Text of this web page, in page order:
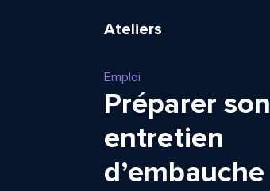
Ateliers
Emploi
Préparer son
entretien
d’embauche